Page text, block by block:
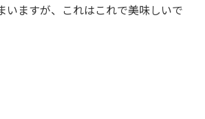
いますが、これはこれで美味しいで